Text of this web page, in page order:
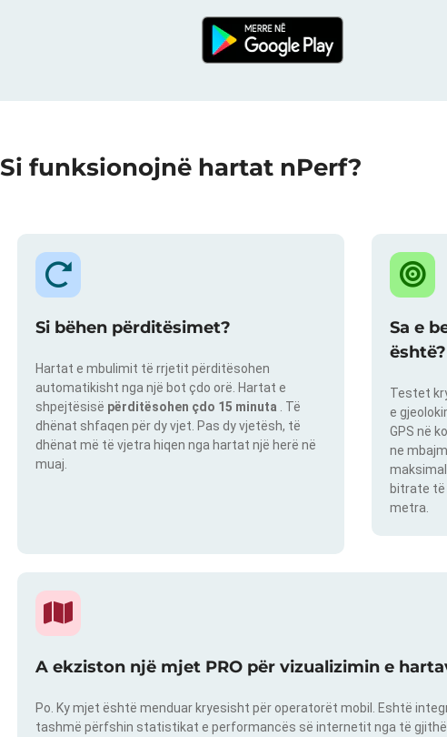
Si funksionojnë hartat nPerf?
Si bëhen përditësimet?
Hartat e mbulimit të rrjetit përditësohen
automatikisht nga një bot çdo orë. Hartat e
shpejtësisë përditësohen çdo 15 minuta
. Të
dhënat shfaqen për dy vjet. Pas dy vjetësh, të
dhënat më të vjetra hiqen nga hartat një herë në
muaj.
Sa e
është?
Testet
e
GPS në
ne
maksimal
bitrate të
metra.
A ekziston një mjet PRO për vizualizimin e
Po. Ky mjet është menduar kryesisht për operatorët mobil. Eshtë
tashmë përfshin statistikat e performancës së internetit nga të gjithë